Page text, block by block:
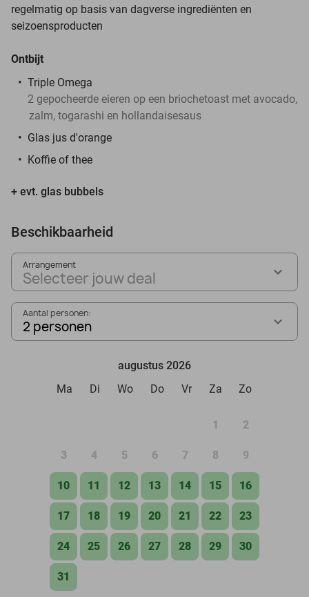
regelmatig op basis van dagverse ingrediënten en
seizoensproducten
Ontbijt
Triple Omega
2 gepocheerde eieren op een briochetoast met avocado,
zalm, togarashi en hollandaisesaus
Glas jus d'orange
Koffie of thee
+ evt. glas bubbels
Beschikbaarheid
Arrangement
Selecteer jouw deal
Aantal personen:
2 personen
augustus 2026
Ma
Di Wo Do Vr Za Zo
1 2
3 4 5 6 7 8 9
10 11 12 13 14 15 16
17 18 19 20 21 22 23
24 25 26 27 28 29 30
31